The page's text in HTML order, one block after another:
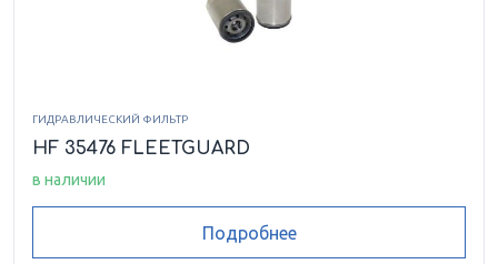
ГИДРАВЛИЧЕСКИЙ ФИЛЬТР
HF 35476 FLEETGUARD
в наличии
Подробнее